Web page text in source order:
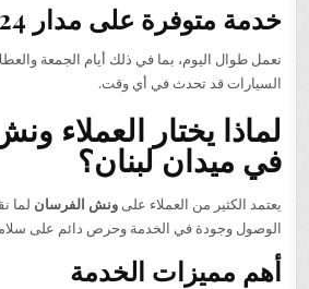
خدمة متوفرة على مدار 24 ساعة
نعمل طوال اليوم، بما في ذلك أيام الجمعة
السيارات قد تحدث في أي وقت.
لماذا يختار العملاء
في ميدان لبنان؟
يعتمد الكثير من العملاء علىونش الفرسان لما
الوصول وجودة في الخدمة وحرص دائم على
أهم مميزات الخدمة